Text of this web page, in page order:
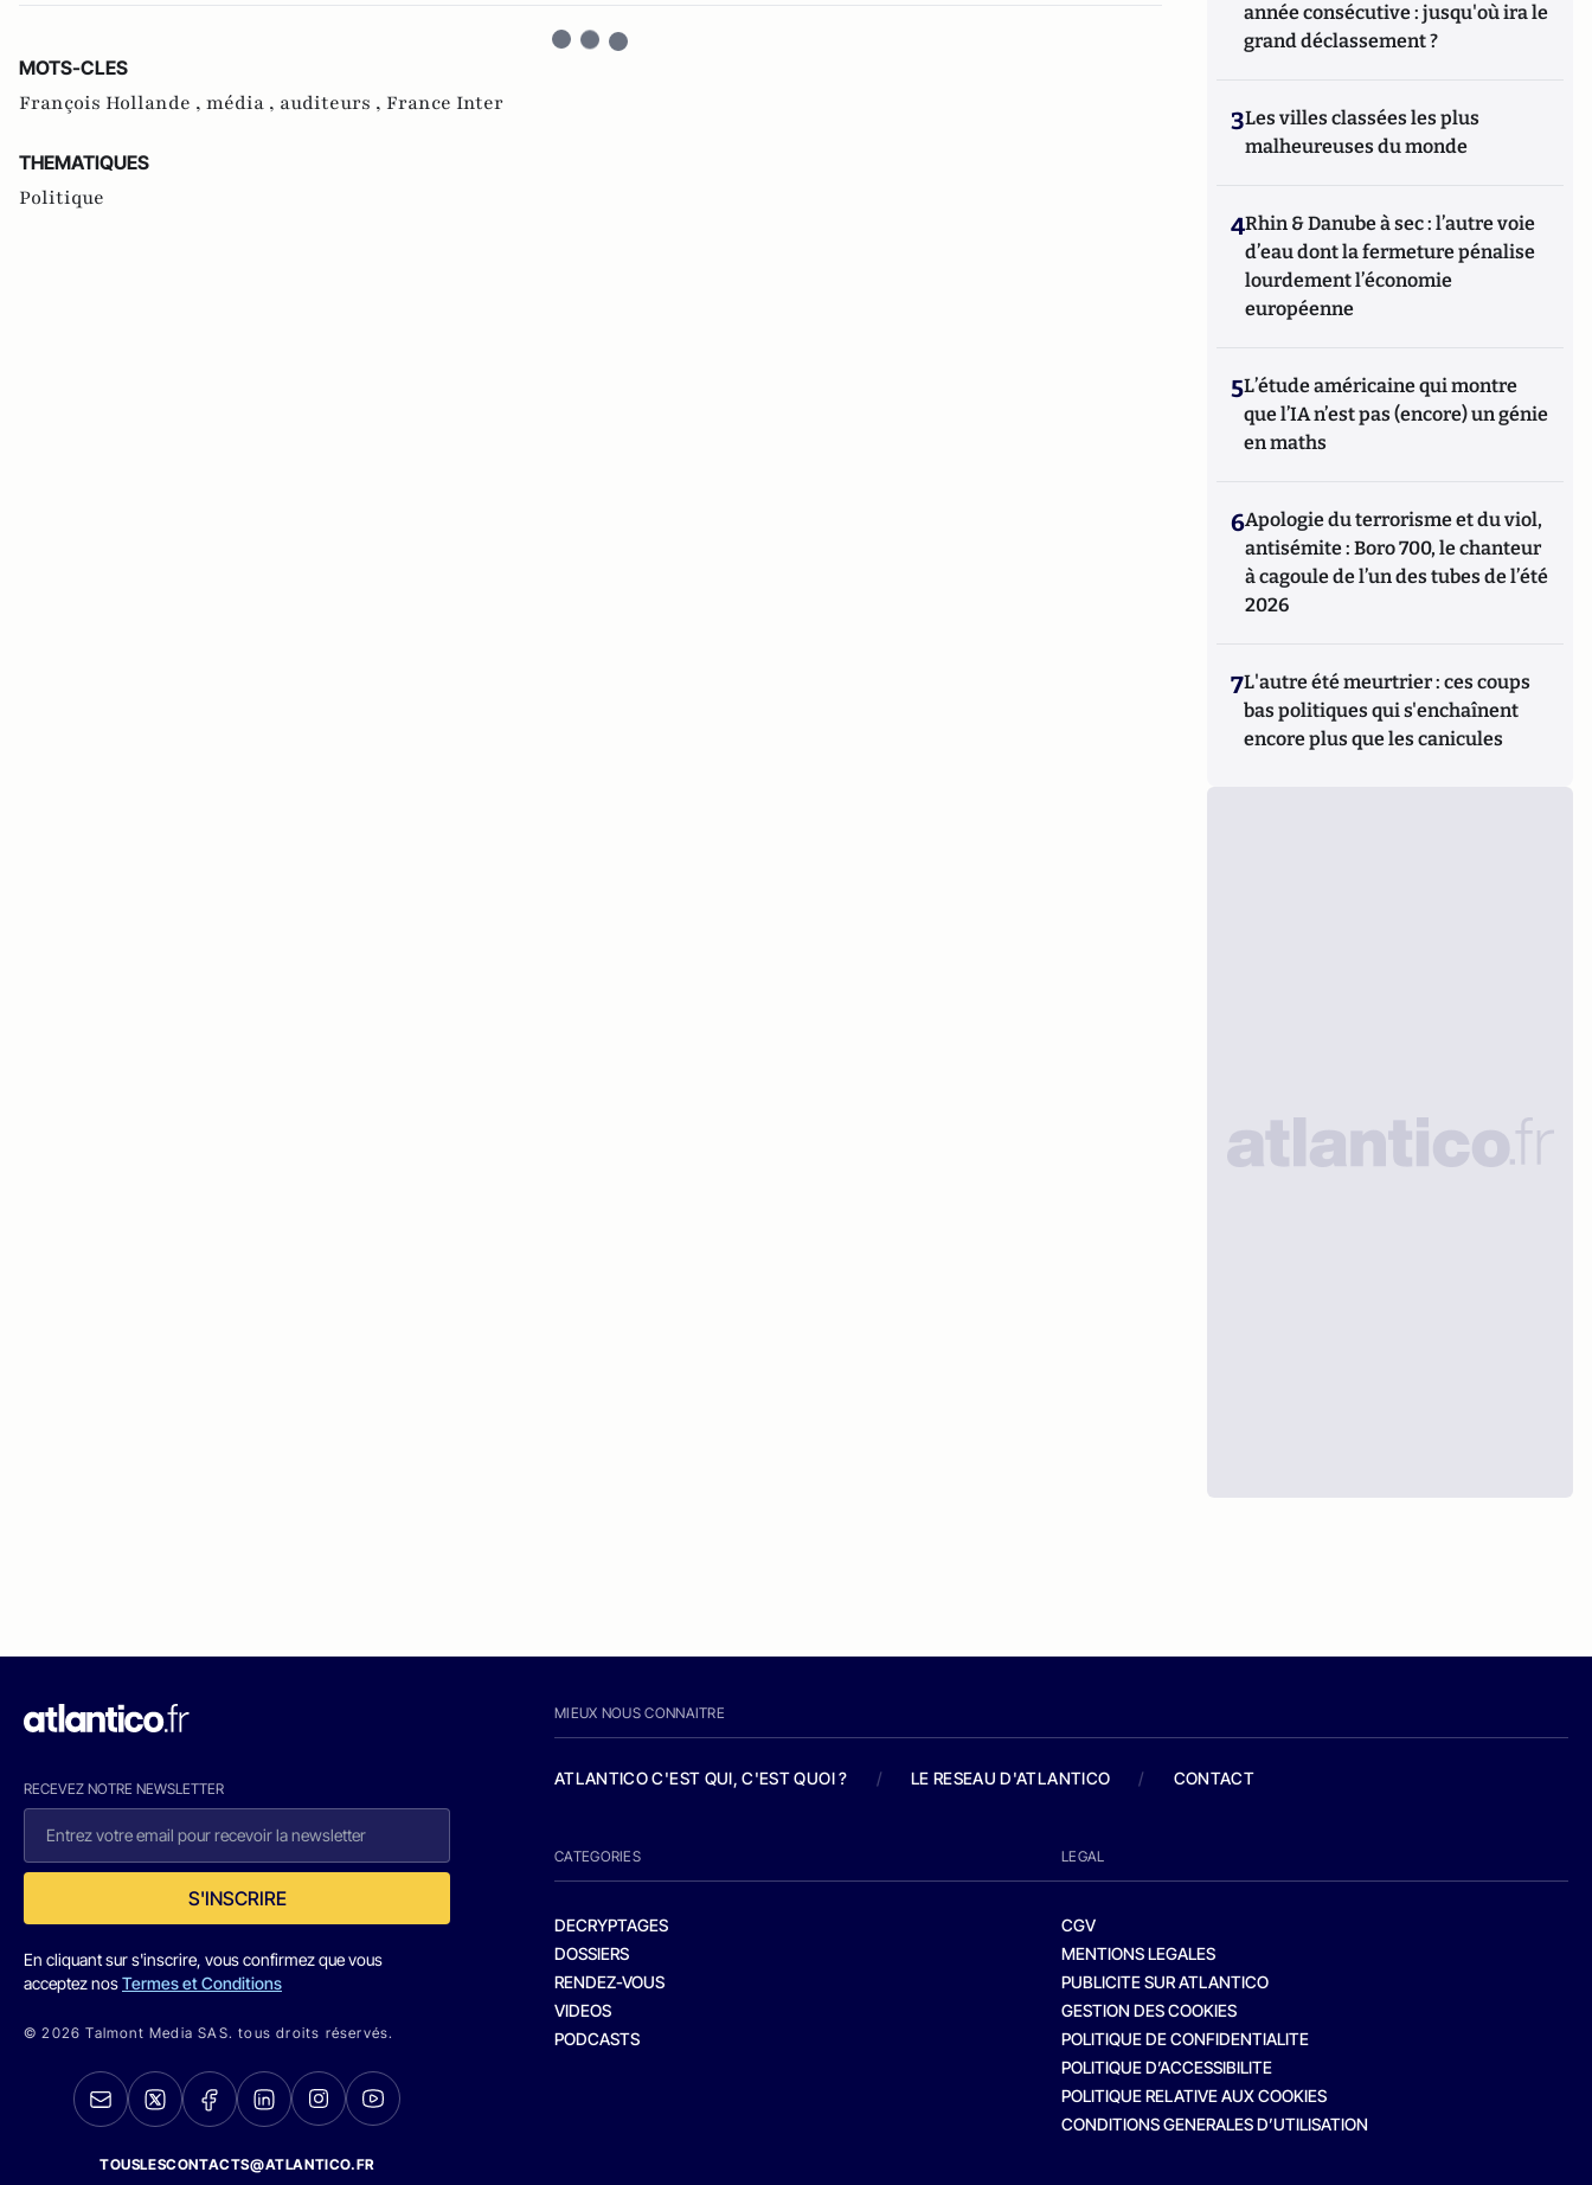
MOTS-CLES
François Hollande , média , auditeurs , France Inter
THEMATIQUES
Politique
année consécutive : jusqu'où ira le
grand déclassement ?
3Les villes classées les plus
malheureuses du monde
4Rhin & Danube à sec : l’autre voie
d’eau dont la fermeture pénalise
lourdement l’économie
européenne
5L’étude américaine qui montre
que l’IA n’est pas (encore) un génie
en maths
6Apologie du terrorisme et du viol,
antisémite : Boro 700, le chanteur
à cagoule de l’un des tubes de l’été
2026
7L'autre été meurtrier : ces coups
bas politiques qui s'enchaînent
encore plus que les canicules
RECEVEZ NOTRE NEWSLETTER
S'INSCRIRE
En cliquant sur s'inscrire, vous confirmez que vous
acceptez nosTermes et Conditions
© 2026 Talmont Media SAS. tous droits réservés.
TOUSLESCONTACTS@ATLANTICO.FR
MIEUX NOUS CONNAITRE
ATLANTICO C'EST QUI, C'EST QUOI ? / LE RESEAU D'ATLANTICO / CONTACT
CATEGORIES
DECRYPTAGES
DOSSIERS
RENDEZ-VOUS
VIDEOS
PODCASTS
LEGAL
CGV
MENTIONS LEGALES
PUBLICITE SUR ATLANTICO
GESTION DES COOKIES
POLITIQUE DE CONFIDENTIALITE
POLITIQUE D’ACCESSIBILITE
POLITIQUE RELATIVE AUX COOKIES
CONDITIONS GENERALES D’UTILISATION